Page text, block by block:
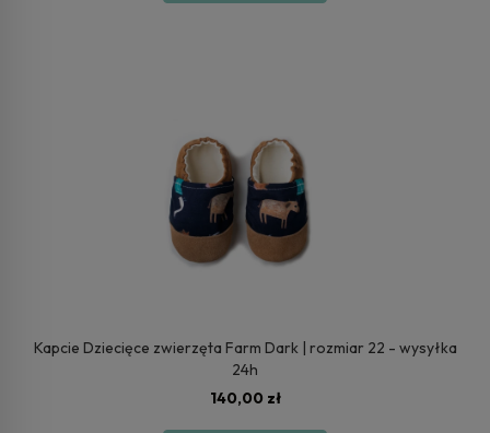
Kapcie Dziecięce zwierzęta Farm Dark | rozmiar 22 - wysyłka
24h
140,00 zł